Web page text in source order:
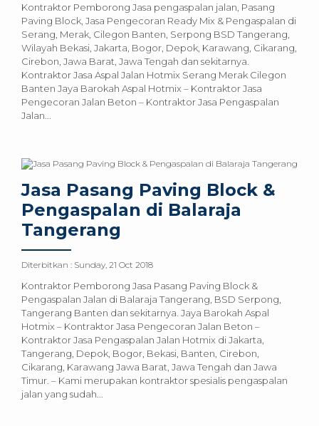
Kontraktor Pemborong Jasa pengaspalan jalan, Pasang
Paving Block, Jasa Pengecoran Ready Mix & Pengaspalan di
Serang, Merak, Cilegon Banten, Serpong BSD Tangerang,
Wilayah Bekasi, Jakarta, Bogor, Depok, Karawang, Cikarang,
Cirebon, Jawa Barat, Jawa Tengah dan sekitarnya.
Kontraktor Jasa Aspal Jalan Hotmix Serang Merak Cilegon
Banten Jaya Barokah Aspal Hotmix – Kontraktor Jasa
Pengecoran Jalan Beton – Kontraktor Jasa Pengaspalan
Jalan...
Jasa Pasang Paving Block &
Pengaspalan di Balaraja
Tangerang
Diterbitkan : Sunday, 21 Oct 2018
Kontraktor Pemborong Jasa Pasang Paving Block &
Pengaspalan Jalan di Balaraja Tangerang, BSD Serpong,
Tangerang Banten dan sekitarnya. Jaya Barokah Aspal
Hotmix – Kontraktor Jasa Pengecoran Jalan Beton –
Kontraktor Jasa Pengaspalan Jalan Hotmix di Jakarta,
Tangerang, Depok, Bogor, Bekasi, Banten, Cirebon,
Cikarang, Karawang Jawa Barat, Jawa Tengah dan Jawa
Timur. – Kami merupakan kontraktor spesialis pengaspalan
jalan yang sudah...